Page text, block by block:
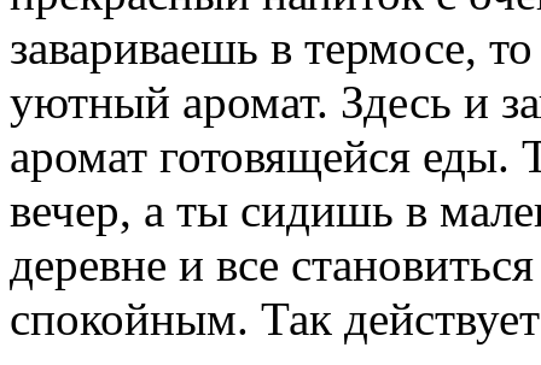
завариваешь в термосе,
уютный аромат. Здесь и
аромат готовящейся
вечер, а ты сидишь в
деревне и все
спокойным. Так